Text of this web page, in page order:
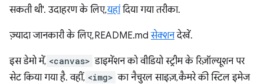
सकती थी'. उदाहरण के लिए,यहांदिया गया तरीका.
ज़्यादा जानकारी के लिए, README.mdसेक्शनदेखें.
इस डेमो में, <canvas> डाइमेंशन को वीडियो स्ट्रीम के रिज़ॉल्यूशन पर
सेट किया गया है. वहीं, <img> का नैचुरल साइज़, कैमरे की स्टिल इमेज